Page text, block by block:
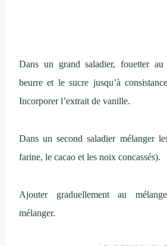
Dans un grand saladier, fouetter
beurre et le sucre jusqu’à
Incorporer l’extrait de vanille.
Dans un second saladier mélanger
farine, le cacao et les noix concassés).
Ajouter graduellement au
mélanger.